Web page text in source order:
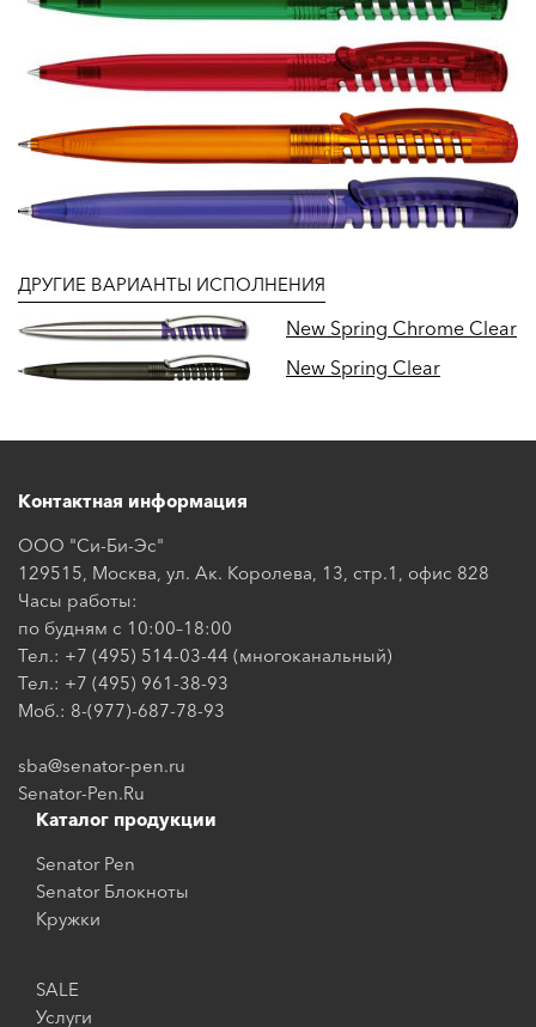
ДРУГИЕ ВАРИАНТЫ ИСПОЛНЕНИЯ
New Spring Chrome Clear
New Spring Clear
Контактная информация
ООО "Си-Би-Эс"
129515, Москва, ул. Ак. Королева, 13, стр.1, офис 828
Часы работы:
по будням с 10:00–18:00
Тел.: +7 (495) 514-03-44 (многоканальный)
Тел.: +7 (495) 961-38-93
Моб.: 8-(977)-687-78-93
sba@senator-pen.ru
Senator-Pen.Ru
Каталог продукции
Senator Pen
Senator Блокноты
Кружки
SALE
Услуги